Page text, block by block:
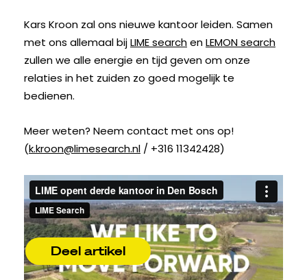
Kars Kroon zal ons nieuwe kantoor leiden. Samen
met ons allemaal bijLIME searchenLEMON search
zullen we alle energie en tijd geven om onze
relaties in het zuiden zo goed mogelijk te
bedienen.
Meer weten? Neem contact met ons op!
(k.kroon@limesearch.nl / +316 11342428)
Deel artikel